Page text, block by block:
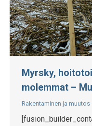
Myrsky,
molemmat –
Rakentaminen ja muutos